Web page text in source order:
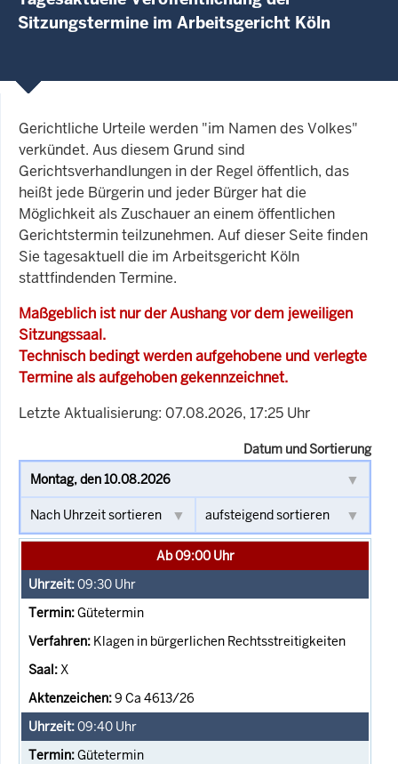
Sitzungstermine im Arbeitsgericht Köln
Gerichtliche Urteile werden "im Namen des Volkes"
verkündet. Aus diesem Grund sind
Gerichtsverhandlungen in der Regel öffentlich, das
heißt jede Bürgerin und jeder Bürger hat die
Möglichkeit als Zuschauer an einem öffentlichen
Gerichtstermin teilzunehmen. Auf dieser Seite finden
Sie tagesaktuell die im Arbeitsgericht Köln
stattfindenden Termine.
Maßgeblich ist nur der Aushang vor dem jeweiligen
Sitzungssaal.
Technisch bedingt werden aufgehobene und verlegte
Termine als aufgehoben gekennzeichnet.
Letzte Aktualisierung: 07.08.2026, 17:25 Uhr
Datum und Sortierung
Ab 09:00 Uhr
09:30 Uhr
Gütetermin
Klagen in bürgerlichen Rechtsstreitigkeiten
X
9 Ca 4613/26
09:40 Uhr
Gütetermin